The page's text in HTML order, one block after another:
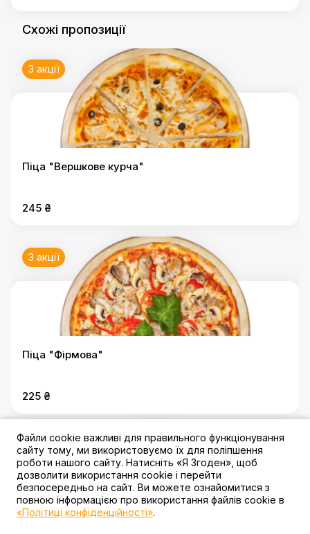
Схожі пропозиції
3 акції
Піца "Вершкове курча"
245 ₴
3 акції
Піца "Фірмова"
225 ₴
3 акції
Файли cookie важливі для правильного функціонування
сайту тому, ми використовуємо їх для поліпшення
роботи нашого сайту. Натисніть «Я Згоден», щоб
дозволити використання cookie і перейти
безпосередньо на сайт. Ви можете ознайомитися з
повною інформацією про використання файлів cookie в
«Політиці конфіденційності».